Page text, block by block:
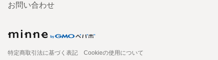
お問い合わせ
特定商取引法に基づく表記
Cookieの使用について